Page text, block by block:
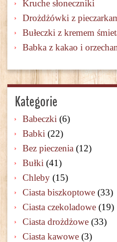
Kruche słoneczniki
Drożdżówki z
Bułeczki z kremem
Babka z kakao i
Kategorie
Babeczki (6)
Babki (22)
Bez pieczenia (12)
Bułki (41)
Chleby (15)
Ciasta biszkoptowe (33)
Ciasta czekoladowe (19)
Ciasta drożdżowe (33)
Ciasta kawowe (3)